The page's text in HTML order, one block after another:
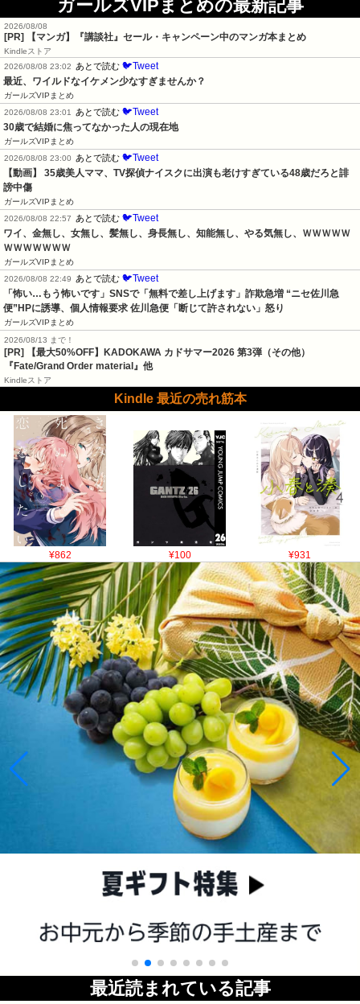
ガールズVIPまとめの最新記事
2026/08/08
[PR] 【マンガ】『講談社』セール・キャンペーン中のマンガ本まとめ
Kindleストア
2026/08/08 23:02
あとで読む 🐦Tweet
最近、ワイルドなイケメン少なすぎませんか？
ガールズVIPまとめ
2026/08/08 23:01
あとで読む 🐦Tweet
30歳で結婚に焦ってなかった人の現在地
ガールズVIPまとめ
2026/08/08 23:00
あとで読む 🐦Tweet
【動画】 35歳美人ママ、TV探偵ナイスクに出演も老けすぎている48歳だろと誹
謗中傷
ガールズVIPまとめ
2026/08/08 22:57
あとで読む 🐦Tweet
ワイ、金無し、女無し、髪無し、身長無し、知能無し、やる気無し、ＷＷＷＷＷ
ＷＷＷＷＷＷＷ
ガールズVIPまとめ
2026/08/08 22:49
あとで読む 🐦Tweet
「怖い…もう怖いです」SNSで「無料で差し上げます」詐欺急増 “ニセ佐川急
便”HPに誘導、個人情報要求 佐川急便「断じて許されない」怒り
ガールズVIPまとめ
2026/08/13 まで！
[PR]
【最大50%OFF】KADOKAWA カドサマー2026 第3弾（その他）
『Fate/Grand Order material』他
Kindleストア
Kindle 最近の売れ筋本
¥862 ¥100 ¥931
最近読まれている記事